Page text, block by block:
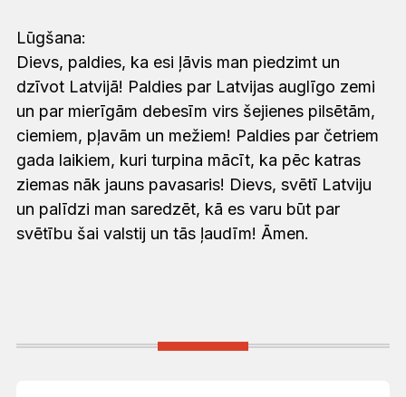
Lūgšana:
Dievs, paldies, ka esi ļāvis man piedzimt un
dzīvot Latvijā! Paldies par Latvijas auglīgo zemi
un par mierīgām debesīm virs šejienes pilsētām,
ciemiem, pļavām un mežiem! Paldies par četriem
gada laikiem, kuri turpina mācīt, ka pēc katras
ziemas nāk jauns pavasaris! Dievs, svētī Latviju
un palīdzi man saredzēt, kā es varu būt par
svētību šai valstij un tās ļaudīm! Āmen.